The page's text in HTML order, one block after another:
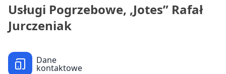
Usługi Pogrzebowe, ,Jotes” Rafał
Jurczeniak
Dane
kontaktowe